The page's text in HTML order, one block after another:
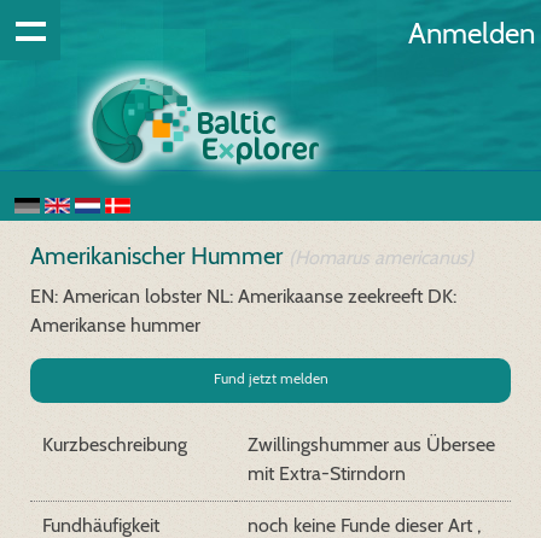
Anmelden
Amerikanischer Hummer (Homarus americanus)
EN: American lobster NL: Amerikaanse zeekreeft DK:
Amerikanse hummer
Fund jetzt melden
Kurzbeschreibung
Zwillingshummer aus Übersee
mit Extra-Stirndorn
Fundhäufigkeit
noch keine Funde dieser Art ,